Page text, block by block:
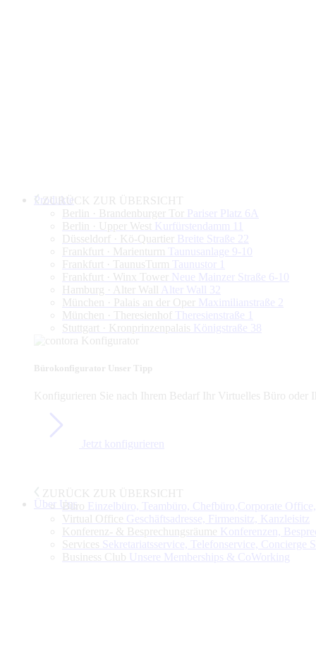
ZURÜCK ZUR ÜBERSICHT
Berlin · Brandenburger Tor
Pariser Platz 6A
Berlin · Upper West Kurfürstendamm 11
Düsseldorf · Kö-Quartier
Breite Straße 22
Frankfurt · Marienturm Taunusanlage 9-10
Frankfurt · TaunusTurm Taunustor 1
Frankfurt · Winx Tower
Neue Mainzer Straße 6-10
Hamburg · Alter Wall
Alter Wall 32
München · Palais an der Oper
Maximilianstraße 2
München · Theresienhof Theresienstraße 1
Stuttgart · Kronprinzenpalais Königstraße 38
Bürokonfigurator Unser Tipp
Konfigurieren Sie nach Ihrem Bedarf Ihr Virtuelles Büro oder
Jetzt konfigurieren
Produkte
ZURÜCK ZUR ÜBERSICHT
Büro Einzelbüro, Teambüro, Chefbüro,Corporate
Virtual Office Geschäftsadresse, Firmensitz, Kanzleisitz
Konferenz- & Besprechungsräume Konferenzen,
Services Sekretariatsservice, Telefonservice, Concierge
Business Club Unsere Memberships & CoWorking
Über Uns